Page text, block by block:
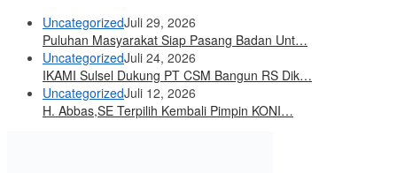
UncategorizedJuli 29, 2026
Puluhan Masyarakat Siap Pasang Badan Unt…
UncategorizedJuli 24, 2026
IKAMI Sulsel Dukung PT CSM Bangun RS Dik…
UncategorizedJuli 12, 2026
H. Abbas,SE Terpilih Kembali Pimpin KONI…